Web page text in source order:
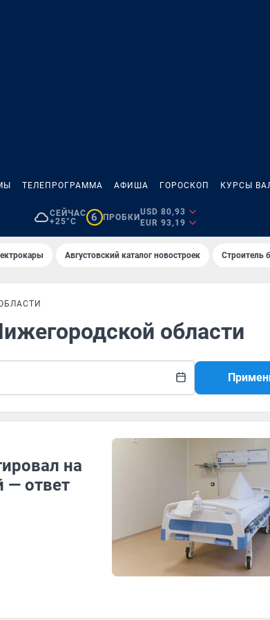
ТЕЛЕПРОГРАММА АФИША ГОРОСКОП КУРСЫ
СЕЙЧАС
+25°C
6 ПРОБКИ
USD 80,93
EUR 93,19
Августовский каталог новостроек Строитель
области
на
— ответ